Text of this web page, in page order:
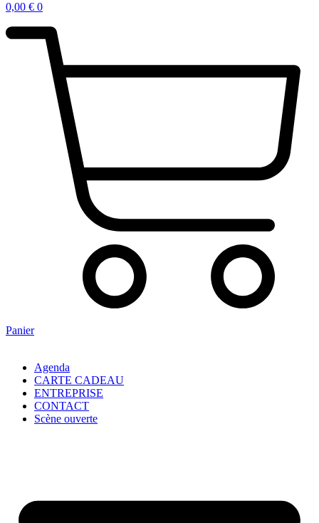
0,00 € 0
Panier
Agenda
CARTE CADEAU
ENTREPRISE
CONTACT
Scène ouverte